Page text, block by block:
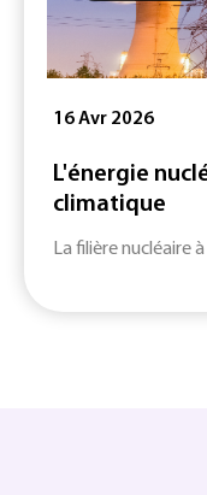
16 Avr 2026
L'énergie
climatique
La filière nucléaire